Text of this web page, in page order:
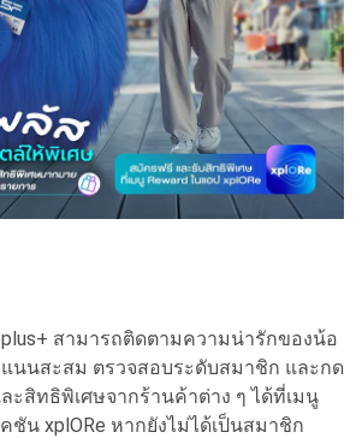
สามารถติดตามความน่ารักของน้อ
นนสะสม ตรวจสอบระดับสมาชิก และกด
ะสิทธิพิเศษจากร้านค้าต่าง ๆ ได้ที่เมนู
ชัน xplORe หากยังไม่ได้เป็นสมาชิก